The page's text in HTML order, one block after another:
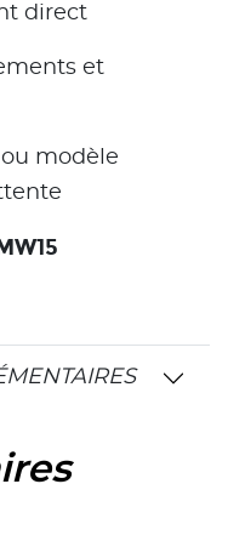
direct
et
modèle